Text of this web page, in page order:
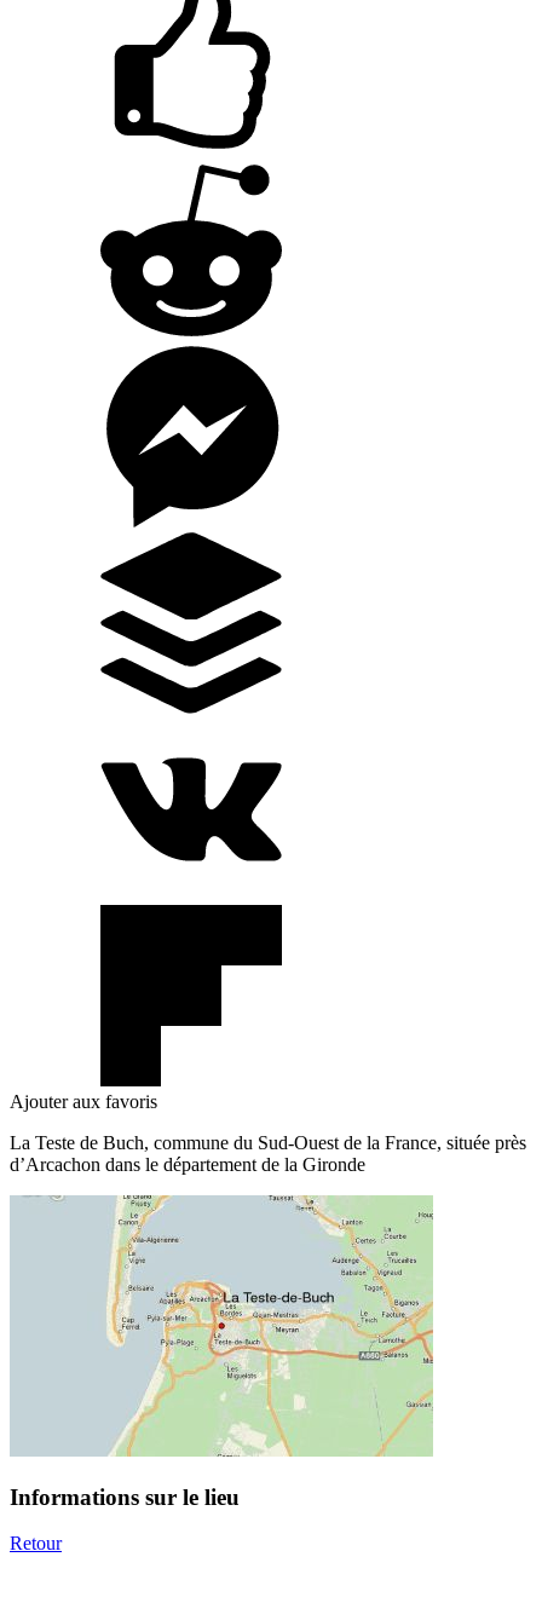
Ajouter aux favoris
La Teste de Buch, commune du Sud-Ouest de la France, située près
d’Arcachon dans le département de la Gironde
Informations sur le lieu
Retour